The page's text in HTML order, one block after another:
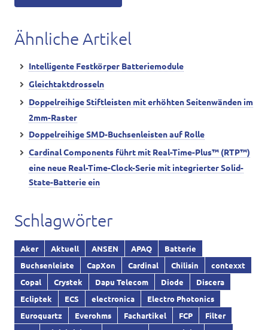
Ähnliche Artikel
Intelligente Festkörper Batteriemodule
Gleichtaktdrosseln
Doppelreihige Stiftleisten mit erhöhten Seitenwänden im
2mm-Raster
Doppelreihige SMD-Buchsenleisten auf Rolle
Cardinal Components führt mit Real-Time-Plus™ (RTP™)
eine neue Real-Time-Clock-Serie mit integrierter Solid-
State-Batterie ein
Schlagwörter
Aker Aktuell ANSEN APAQ
Batterie
Buchsenleiste
CapXon Cardinal Chilisin
contexxt
Copal
Crystek Dapu Telecom Diode
Discera
Ecliptek
ECS electronica
Electro Photonics
Euroquartz
Everohms Fachartikel FCP
Filter